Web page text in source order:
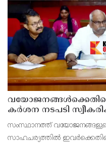
ഡിപ്പോയ്ക്ക് നാല്
കർശന നടപടി
സംസ്ഥാനത്ത്
സാഹചര്യത്തിൽ